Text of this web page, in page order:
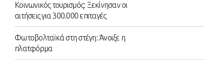
Κοινωνικός τουρισμός: Ξεκίνησαν οι
αιτήσεις για 300.000 επιταγές
Φωτοβολταϊκά στη στέγη: Άνοιξε η
πλατφόρμα